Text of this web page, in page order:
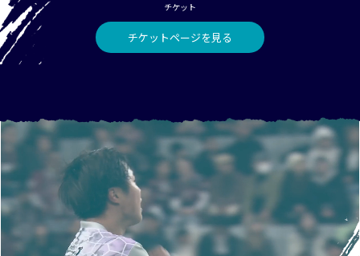
チケット
チケットページを見る